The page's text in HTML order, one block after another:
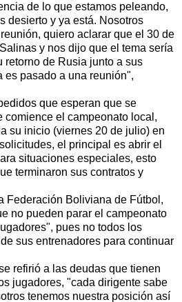
de lo que estamos peleando,
desierto y ya está. Nosotros
quiero aclarar que el 30 de
y nos dijo que el tema sería
retorno de Rusia junto a sus
es pasado a una reunión",
que esperan que se
comience el campeonato local,
su inicio (viernes 20 de julio) en
el principal es abrir el
situaciones especiales, esto
terminaron sus contratos y
Federación Boliviana de Fútbol,
no pueden parar el campeonato
pues no todos los
sus entrenadores para continuar
refirió a las deudas que tienen
jugadores, "cada dirigente sabe
tenemos nuestra posición así